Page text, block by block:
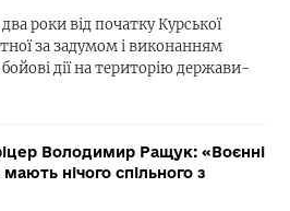
роки від початку Курської
за задумом і виконанням
дії на територію держави-
Володимир Ращук: «Воєнні
нічого спільного з